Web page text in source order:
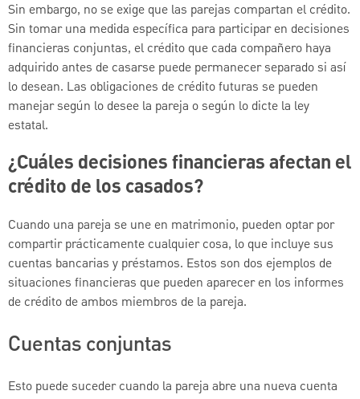
Sin embargo, no se exige que las parejas compartan el crédito.
Sin tomar una medida específica para participar en decisiones
financieras conjuntas, el crédito que cada compañero haya
adquirido antes de casarse puede permanecer separado si así
lo desean. Las obligaciones de crédito futuras se pueden
manejar según lo desee la pareja o según lo dicte la ley
estatal.
¿Cuáles decisiones financieras afectan el
crédito de los casados?
Cuando una pareja se une en matrimonio, pueden optar por
compartir prácticamente cualquier cosa, lo que incluye sus
cuentas bancarias y préstamos. Estos son dos ejemplos de
situaciones financieras que pueden aparecer en los informes
de crédito de ambos miembros de la pareja.
Cuentas conjuntas
Esto puede suceder cuando la pareja abre una nueva cuenta